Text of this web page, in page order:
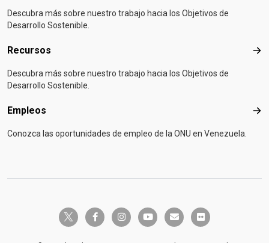
Descubra más sobre nuestro trabajo hacia los Objetivos de
Desarrollo Sostenible.
Recursos
Descubra más sobre nuestro trabajo hacia los Objetivos de
Desarrollo Sostenible.
Empleos
Conozca las oportunidades de empleo de la ONU en Venezuela.
twitter-x facebook-finstagramyoutube envelopeflickr